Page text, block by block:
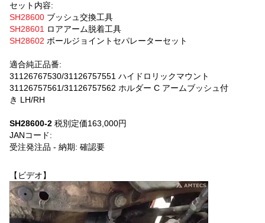
セット内容:
SH28600 ブッシュ交換工具
SH28601 ロアアーム脱着工具
SH28602 ボールジョイントセパレーターセット
適合純正品番:
31126767530/31126757551 ハイドロリックマウント
31126757561/31126757562 ホルダー C アームブッシュ付
き LH/RH
SH28600-2 税別定価163,000円
JANコード:
受注発注品 - 納期: 確認要
【ビデオ】